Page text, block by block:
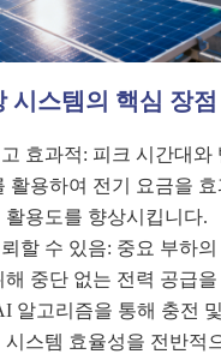
시스템의 핵심 장점
효과적: 피크 시간대와
활용하여 전기 요금을
활용도를 향상시킵니다.
할 수 있음: 중요 부하
해 중단 없는 전력 공급
알고리즘을 통해 충전
스템 효율성을 전반적